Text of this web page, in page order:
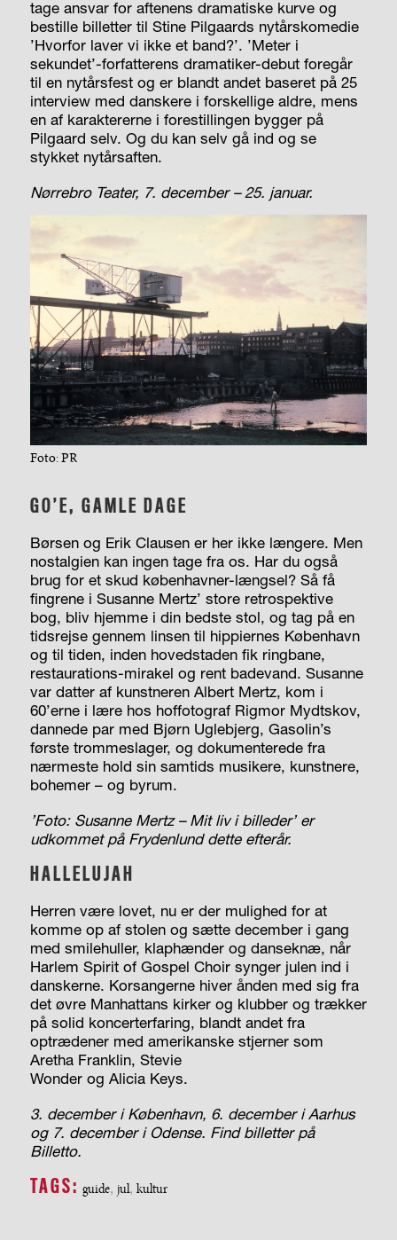
tage ansvar for aftenens dramatiske kurve og
bestille billetter til Stine Pilgaards nytårskomedie
’Hvorfor laver vi ikke et band?’. ’Meter i
sekundet’-forfatterens dramatiker-debut foregår
til en nytårsfest og er blandt andet baseret på 25
interview med danskere i forskellige aldre, mens
en af karaktererne i forestillingen bygger på
Pilgaard selv. Og du kan selv gå ind og se
stykket nytårsaften.
Nørrebro Teater, 7. december – 25. januar.
Foto: PR
GO’E, GAMLE DAGE
Børsen og Erik Clausen er her ikke længere. Men
nostalgien kan ingen tage fra os. Har du også
brug for et skud københavner-længsel? Så få
fingrene i Susanne Mertz’ store retrospektive
bog, bliv hjemme i din bedste stol, og tag på en
tidsrejse gennem linsen til hippiernes København
og til tiden, inden hovedstaden fik ringbane,
restaurations-mirakel og rent badevand. Susanne
var datter af kunstneren Albert Mertz, kom i
60’erne i lære hos hoffotograf Rigmor Mydtskov,
dannede par med Bjørn Uglebjerg, Gasolin’s
første trommeslager, og dokumenterede fra
nærmeste hold sin samtids musikere, kunstnere,
bohemer – og byrum.
’Foto: Susanne Mertz – Mit liv i billeder’ er
udkommet på Frydenlund dette efterår.
HALLELUJAH
Herren være lovet, nu er der mulighed for at
komme op af stolen og sætte december i gang
med smilehuller, klaphænder og danseknæ, når
Harlem Spirit of Gospel Choir synger julen ind i
danskerne. Korsangerne hiver ånden med sig fra
det øvre Manhattans kirker og klubber og trækker
på solid koncerterfaring, blandt andet fra
optrædener med amerikanske stjerner som
Aretha Franklin, Stevie
Wonder og Alicia Keys.
3. december i København, 6. december i Aarhus
og 7. december i Odense. Find billetter på
Billetto.
TAGS: guide, jul, kultur